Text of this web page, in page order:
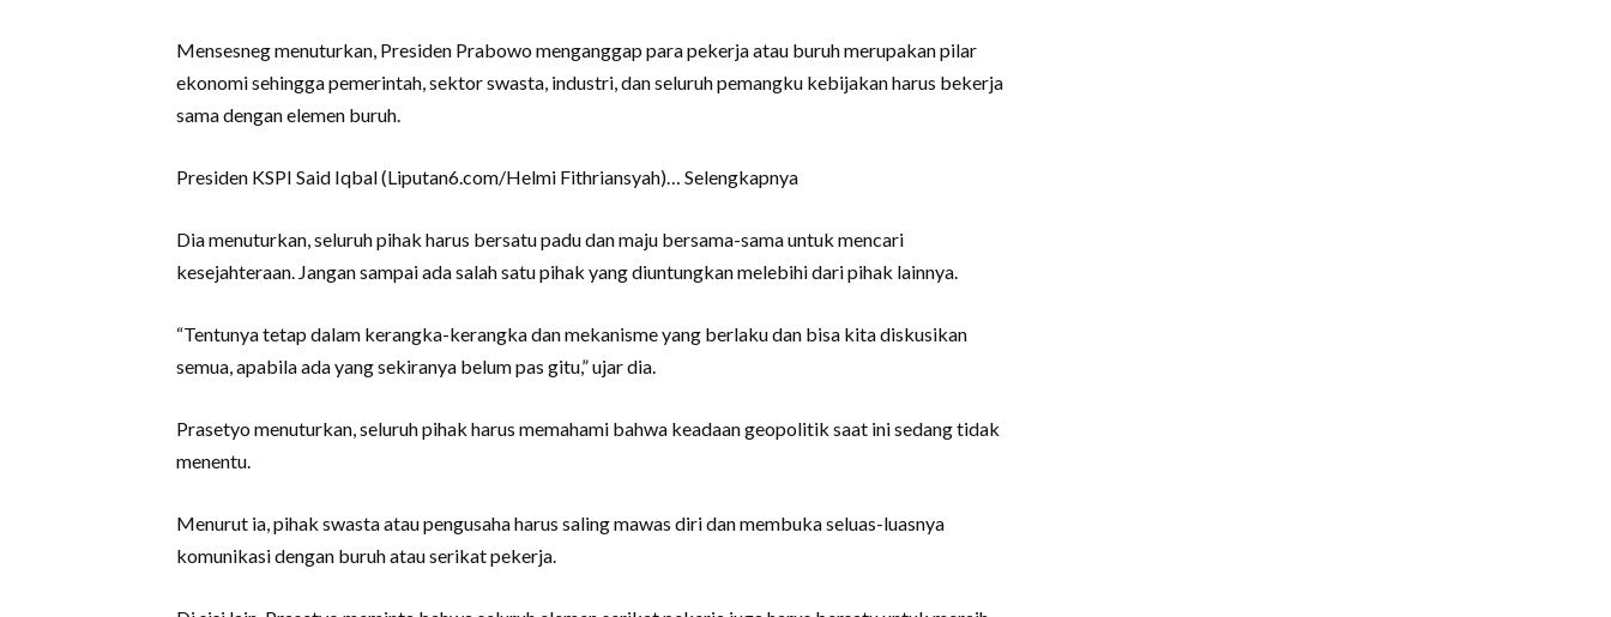
Mensesneg menuturkan, Presiden Prabowo menganggap para pekerja atau buruh merupakan pilar
ekonomi sehingga pemerintah, sektor swasta, industri, dan seluruh pemangku kebijakan harus bekerja
sama dengan elemen buruh.
Presiden KSPI Said Iqbal (Liputan6.com/Helmi Fithriansyah)… Selengkapnya
Dia menuturkan, seluruh pihak harus bersatu padu dan maju bersama-sama untuk mencari
kesejahteraan. Jangan sampai ada salah satu pihak yang diuntungkan melebihi dari pihak lainnya.
“Tentunya tetap dalam kerangka-kerangka dan mekanisme yang berlaku dan bisa kita diskusikan
semua, apabila ada yang sekiranya belum pas gitu,” ujar dia.
Prasetyo menuturkan, seluruh pihak harus memahami bahwa keadaan geopolitik saat ini sedang tidak
menentu.
Menurut ia, pihak swasta atau pengusaha harus saling mawas diri dan membuka seluas-luasnya
komunikasi dengan buruh atau serikat pekerja.